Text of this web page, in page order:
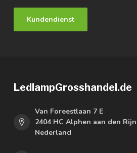
Kundendienst
LedlampGrosshandel.de
Van Foreestlaan 7 E
2404 HC Alphen aan den Rijn
Nederland